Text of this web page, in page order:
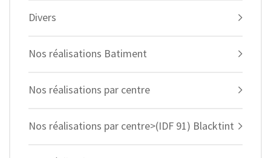
Divers
Nos réalisations Batiment
Nos réalisations par centre
Nos réalisations par centre>(IDF 91) Blacktint